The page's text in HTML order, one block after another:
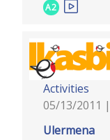
A2
Activities
05/13/2011
Ulermena